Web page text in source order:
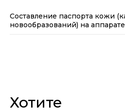
Составление паспорта кожи
новообразований) на
Хотите